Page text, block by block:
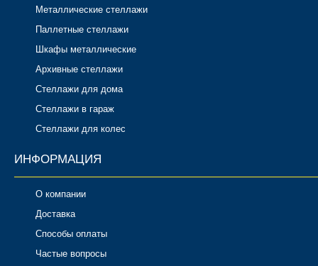
Металлические стеллажи
Паллетные стеллажи
Шкафы металлические
Архивные стеллажи
Стеллажи для дома
Стеллажи в гараж
Стеллажи для колес
ИНФОРМАЦИЯ
О компании
Доставка
Способы оплаты
Частые вопросы